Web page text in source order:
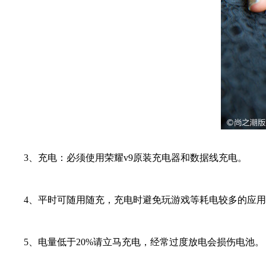
3、充电：必须使用荣耀v9原装充电器和数据线充电。
4、平时可随用随充，充电时避免玩游戏等耗电较多的应
5、电量低于20%请立马充电，经常过度放电会损伤电池。